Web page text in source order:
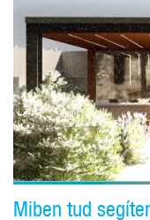
Miben tud